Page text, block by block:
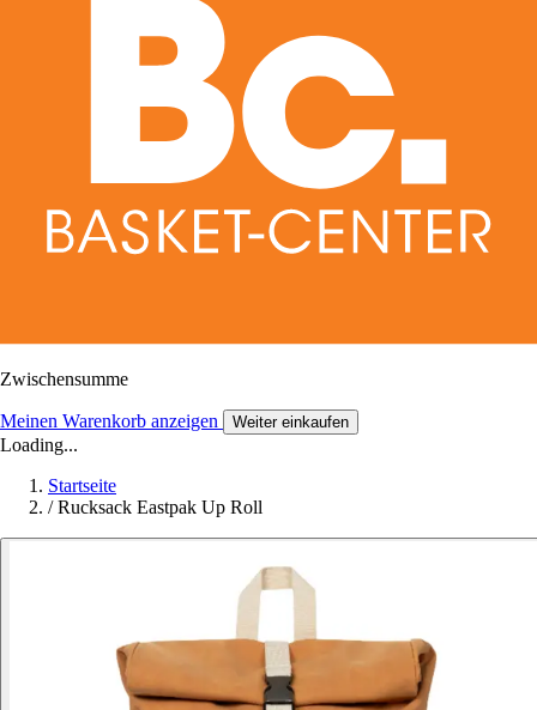
Zwischensumme
Meinen Warenkorb anzeigen Weiter einkaufen
Loading...
Startseite
/ Rucksack Eastpak Up Roll